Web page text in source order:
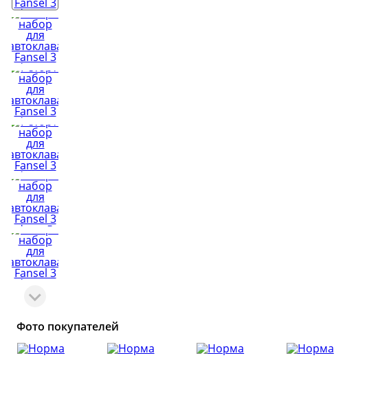
Виноделие
Сыроварение
8 000+ читателей
Фото покупателей